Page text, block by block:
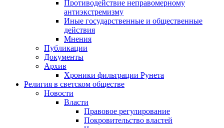
Противодействие неправомерному
антиэкстремизму
Иные государственные и общественные
действия
Мнения
Публикации
Документы
Архив
Хроники фильтрации Рунета
Религия в светском обществе
Новости
Власти
Правовое регулирование
Покровительство властей